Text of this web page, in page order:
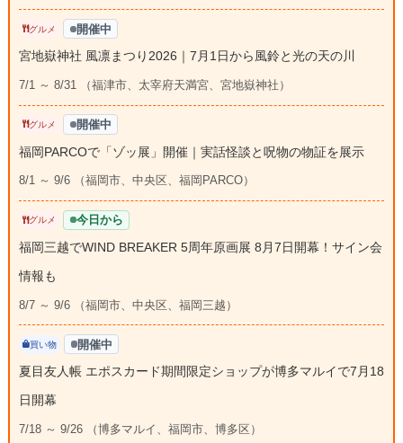
グルメ 開催中
宮地嶽神社 風凛まつり2026｜7月1日から風鈴と光の天の川
7/1 ～ 8/31 （福津市、太宰府天満宮、宮地嶽神社）
グルメ 開催中
福岡PARCOで「ゾッ展」開催｜実話怪談と呪物の物証を展示
8/1 ～ 9/6 （福岡市、中央区、福岡PARCO）
グルメ 今日から
福岡三越でWIND BREAKER 5周年原画展 8月7日開幕！サイン会
情報も
8/7 ～ 9/6 （福岡市、中央区、福岡三越）
買い物 開催中
夏目友人帳 エポスカード期間限定ショップが博多マルイで7月18
日開幕
7/18 ～ 9/26 （博多マルイ、福岡市、博多区）